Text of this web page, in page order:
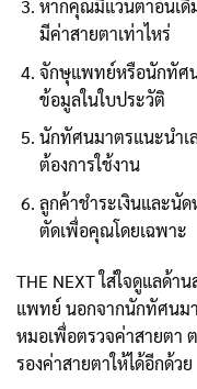
หากคุณมีแว่นตาอันเดิ
มีค่าสายตาเท่าไหร่
จักษุแพทย์หรือนักทัศ
ข้อมูลในใบประวัติ
นักทัศนมาตรแนะนำเ
ต้องการใช้งาน
ลูกค้าชำระเงินและนั
ตัดเพื่อคุณโดยเฉพาะ
THE NEXT ใส่ใจดูแลด้
แพทย์ นอกจากนักทัศนม
หมอเพื่อตรวจค่าสายตา
รองค่าสายตาให้ได้อีกด้วย